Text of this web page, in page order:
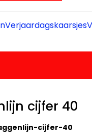
Verjaardagskaarsjes
cijfer 40
cijfer-40